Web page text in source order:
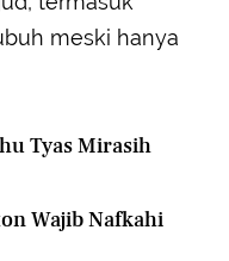
meski hanya
Tyas Mirasih
Wajib Nafkahi